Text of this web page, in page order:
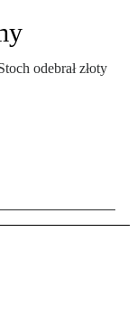
odebrał złoty